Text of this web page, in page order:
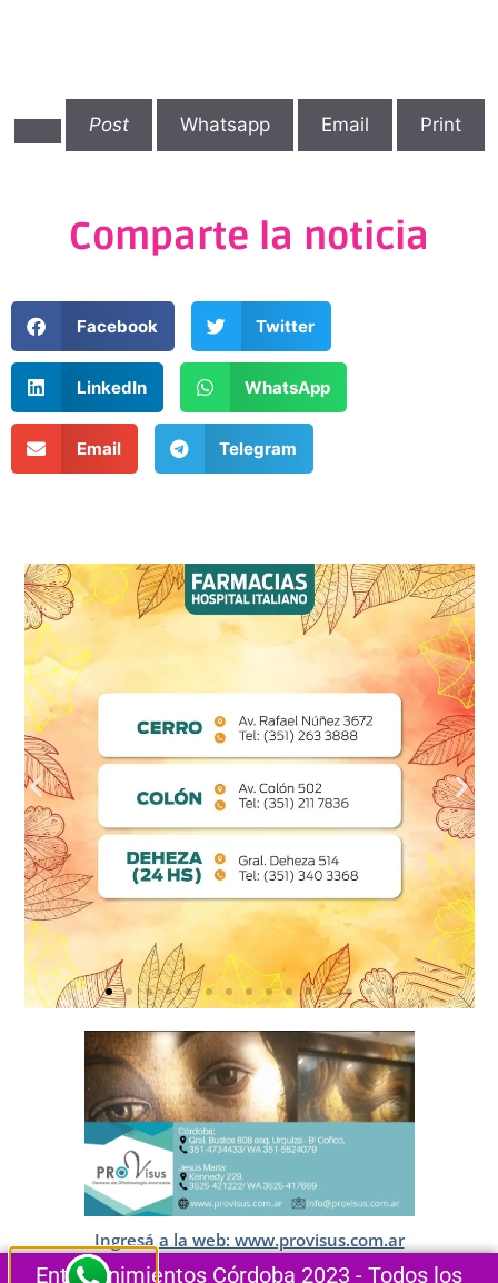
Post Whatsapp Email Print
Comparte la noticia
Facebook Twitter
LinkedIn WhatsApp
Email Telegram
Ingresá a la web: www.provisus.com.ar
Entretenimientos Córdoba 2023 - Todos los